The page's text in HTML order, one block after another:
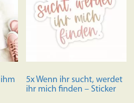
5x Wenn ihr sucht, werdet
ihr mich finden – Sticker